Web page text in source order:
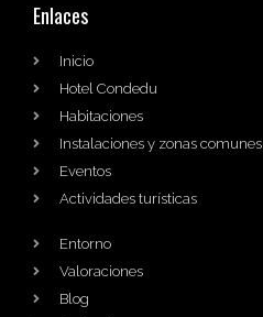
Enlaces
Inicio
Hotel Condedu
Habitaciones
Instalaciones y zonas comunes
Eventos
Actividades turísticas
Entorno
Valoraciones
Blog